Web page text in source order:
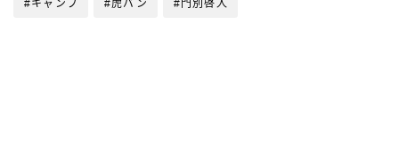
#キャンプ #虎バン #門別啓人